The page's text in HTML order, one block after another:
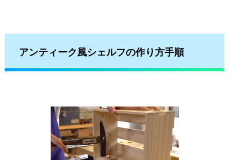
アンティーク風シェルフの作り方手順